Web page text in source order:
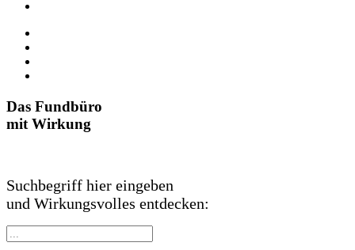
Das Fundbüro
mit Wirkung
Suchbegriff hier eingeben
und Wirkungsvolles entdecken: